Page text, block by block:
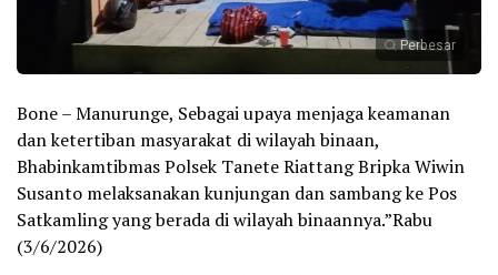
Perbesar
Bone – Manurunge, Sebagai upaya menjaga keamanan
dan ketertiban masyarakat di wilayah binaan,
Bhabinkamtibmas Polsek Tanete Riattang Bripka Wiwin
Susanto melaksanakan kunjungan dan sambang ke Pos
Satkamling yang berada di wilayah binaannya.”Rabu
(3/6/2026)